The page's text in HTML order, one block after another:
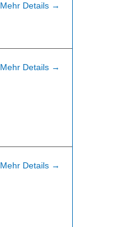
Mehr Details
Mehr Details
Mehr Details